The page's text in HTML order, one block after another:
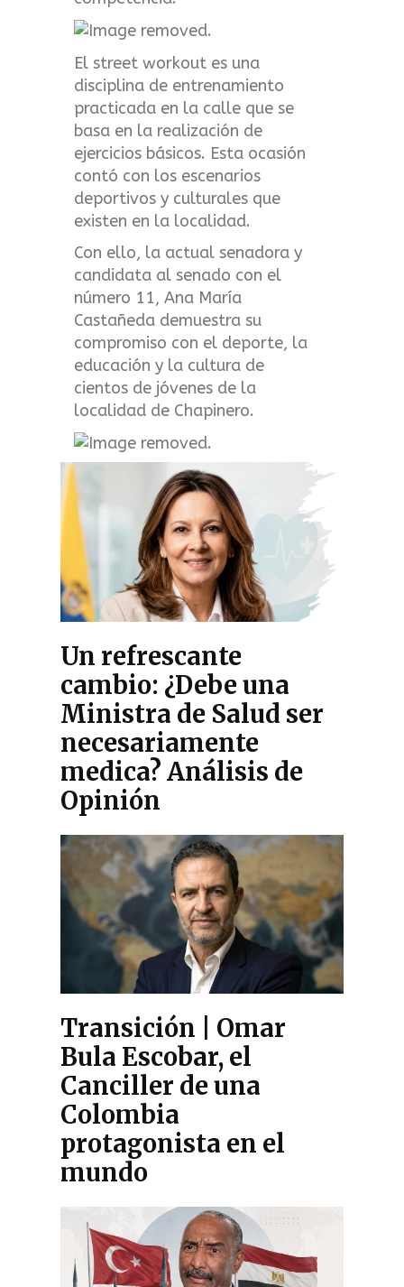
El street workout es una
disciplina de entrenamiento
practicada en la calle que se
basa en la realización de
ejercicios básicos. Esta ocasión
contó con los escenarios
deportivos y culturales que
existen en la localidad.
Con ello, la actual senadora y
candidata al senado con el
número 11, Ana María
Castañeda demuestra su
compromiso con el deporte, la
educación y la cultura de
cientos de jóvenes de la
localidad de Chapinero.
Un refrescante
cambio: ¿Debe una
Ministra de Salud ser
necesariamente
medica? Análisis de
Opinión
Transición | Omar
Bula Escobar, el
Canciller de una
Colombia
protagonista en el
mundo